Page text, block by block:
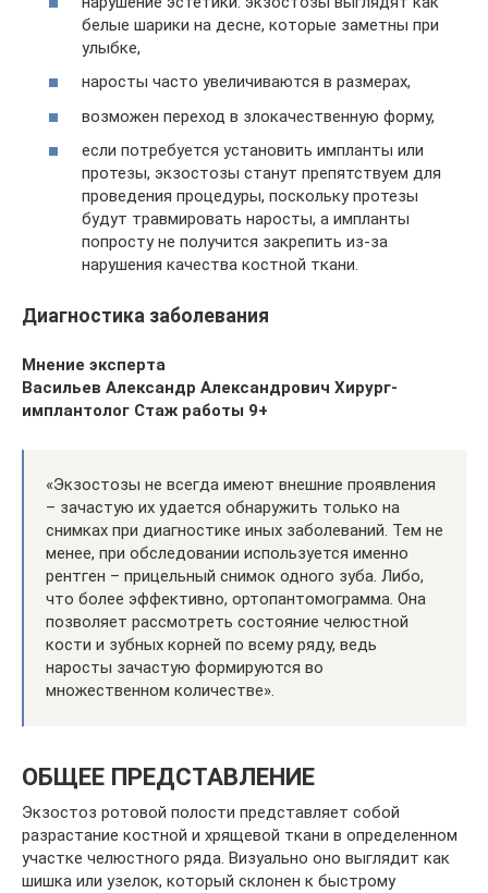
белые шарики на десне, которые заметны при
улыбке,
наросты часто увеличиваются в размерах,
возможен переход в злокачественную форму,
если потребуется установить импланты или
протезы, экзостозы станут препятствуем для
проведения процедуры, поскольку протезы
будут травмировать наросты, а импланты
попросту не получится закрепить из-за
нарушения качества костной ткани.
Диагностика заболевания
Мнение эксперта
Васильев Александр Александрович Хирург-
имплантолог Стаж работы 9+
«Экзостозы не всегда имеют внешние проявления
– зачастую их удается обнаружить только на
снимках при диагностике иных заболеваний. Тем не
менее, при обследовании используется именно
рентген – прицельный снимок одного зуба. Либо,
что более эффективно, ортопантомограмма. Она
позволяет рассмотреть состояние челюстной
кости и зубных корней по всему ряду, ведь
наросты зачастую формируются во
множественном количестве».
ОБЩЕЕ ПРЕДСТАВЛЕНИЕ
Экзостоз ротовой полости представляет собой
разрастание костной и хрящевой ткани в определенном
участке челюстного ряда. Визуально оно выглядит как
шишка или узелок, который склонен к быстрому